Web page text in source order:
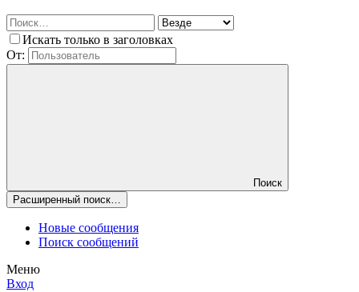
Искать только в заголовках
От:
Поиск
Расширенный поиск…
Новые сообщения
Поиск сообщений
Меню
Вход